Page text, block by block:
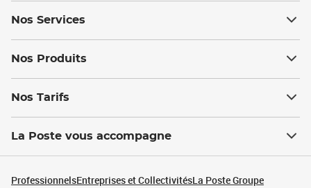
Nos Services
Nos Produits
Nos Tarifs
La Poste vous accompagne
ProfessionnelsEntreprises et CollectivitésLa Poste Groupe